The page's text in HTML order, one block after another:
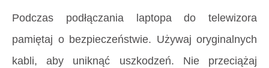
Podczas podłączania laptopa do telewizora
pamiętaj o bezpieczeństwie. Używaj oryginalnych
kabli, aby uniknąć uszkodzeń. Nie przeciążaj